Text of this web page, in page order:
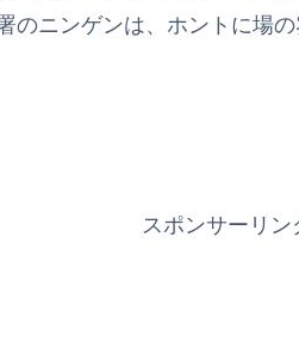
ニンゲンは、ホントに場
スポンサーリン